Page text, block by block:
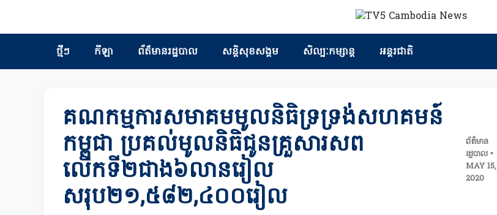
ថ្មីៗ កីឡា ព័ត៏មានរដ្ឋបាល សន្តិសុខសង្គម សិល្បៈកម្សាន្ត អន្តរជាតិ
គណកម្មការសមាគមមូលនិធិទ្រទ្រង់សហគមន៍
កម្ពុជា ប្រគល់មូលនិធិជូនគ្រួសារសព
លើកទី២ជាង៦លានរៀល
សរុប២១,៥៨២,៤០០រៀល
ព័ត៏មាន
រដ្ឋបាល •
MAY 15,
2020